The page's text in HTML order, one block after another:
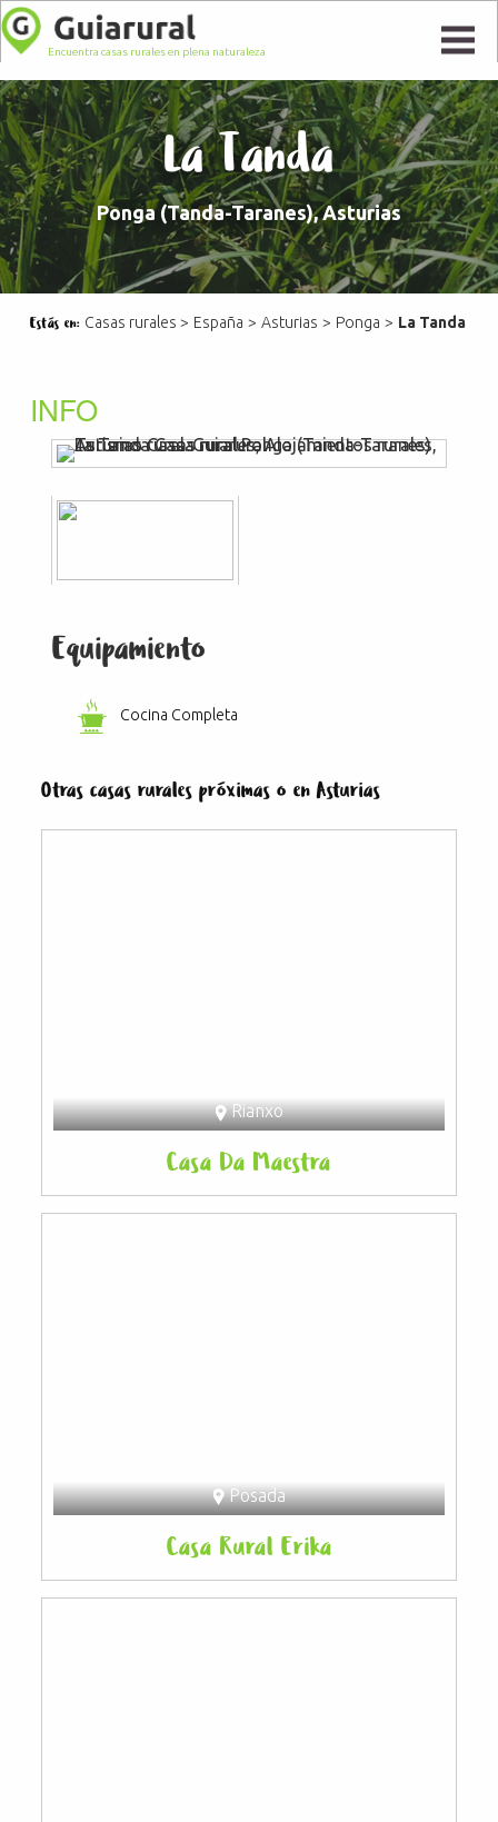
Encuentra casas rurales en plena naturaleza
La Tanda
Ponga (Tanda-Taranes), Asturias
Estás en: Casas rurales > España > Asturias > Ponga > La Tanda
INFO
Equipamiento
Cocina Completa
Otras casas rurales próximas o en Asturias
Rianxo
Casa Da Maestra
Posada
Casa Rural Erika